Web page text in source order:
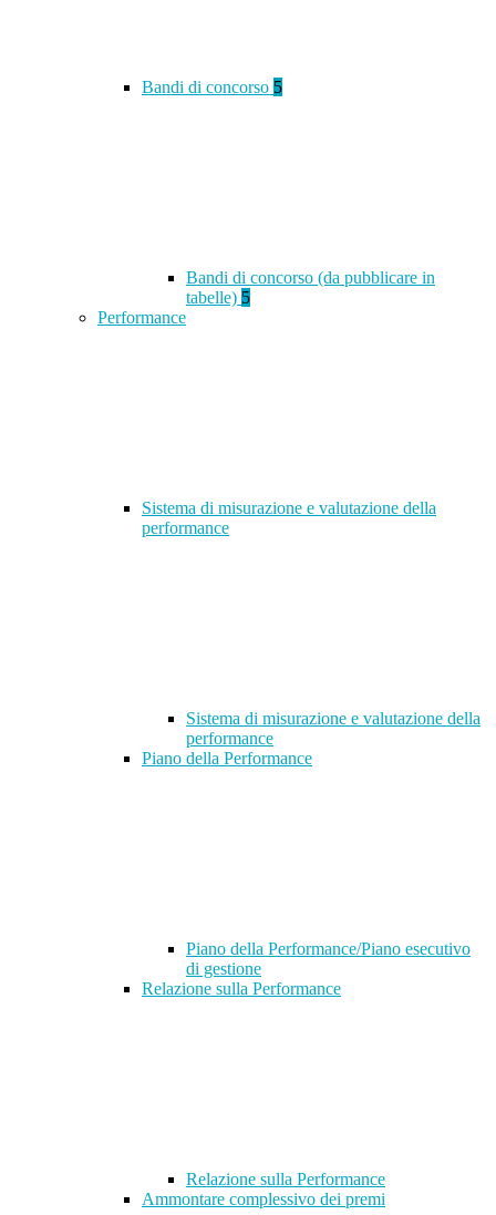
Bandi di concorso 5
Bandi di concorso (da pubblicare in
tabelle) 5
Performance
Sistema di misurazione e valutazione della
performance
Sistema di misurazione e valutazione della
performance
Piano della Performance
Piano della Performance/Piano esecutivo
di gestione
Relazione sulla Performance
Relazione sulla Performance
Ammontare complessivo dei premi